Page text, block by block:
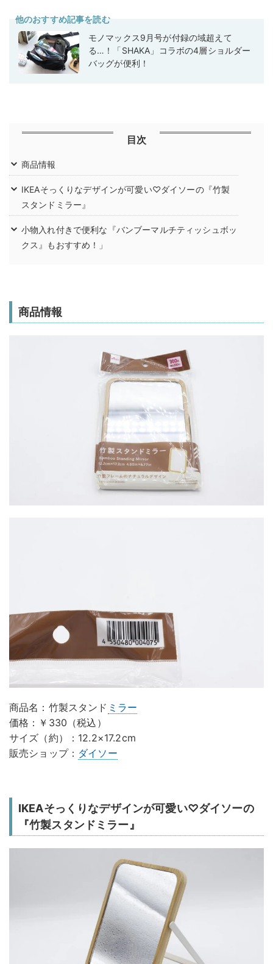
他のおすすめ記事を読む
モノマックス9月号が付録の域超えて
る…！「SHAKA」コラボの4層ショルダー
バッグが便利！
目次
商品情報
IKEAそっくりなデザインが可愛い♡ダイソーの『竹製
スタンドミラー』
小物入れ付きで便利な『バンブーマルチティッシュボッ
クス』もおすすめ！」
商品情報
商品名：竹製スタンド ミラー
価格：￥330（税込）
サイズ（約）：12.2×17.2cm
販売ショップ： ダイソー
IKEAそっくりなデザインが可愛い♡ダイソーの
『竹製スタンドミラー』